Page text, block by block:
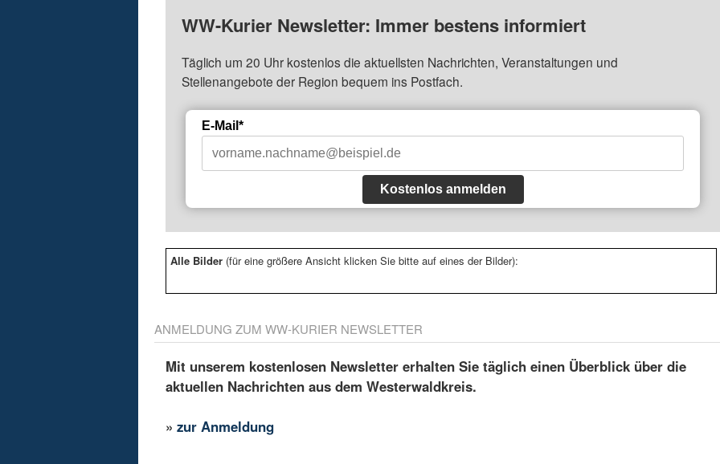
WW-Kurier Newsletter: Immer bestens informiert
Täglich um 20 Uhr kostenlos die aktuellsten Nachrichten, Veranstaltungen und
Stellenangebote der Region bequem ins Postfach.
E-Mail*
Kostenlos anmelden
Alle Bilder (für eine größere Ansicht klicken Sie bitte auf eines der Bilder):
ANMELDUNG ZUM WW-KURIER NEWSLETTER
Mit unserem kostenlosen Newsletter erhalten Sie täglich einen Überblick über die
aktuellen Nachrichten aus dem Westerwaldkreis.
»zur Anmeldung